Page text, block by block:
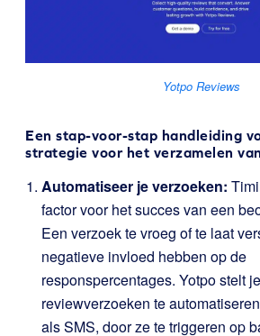
Yotpo Reviews
Een stap-voor-stap handleiding
strategie voor het verzamelen
Automatiseer je verzoeken:
factor voor het succes van een
Een verzoek te vroeg of te laat
negatieve invloed hebben op de
responspercentages. Yotpo stelt
reviewverzoeken te
als SMS, door ze te triggeren op